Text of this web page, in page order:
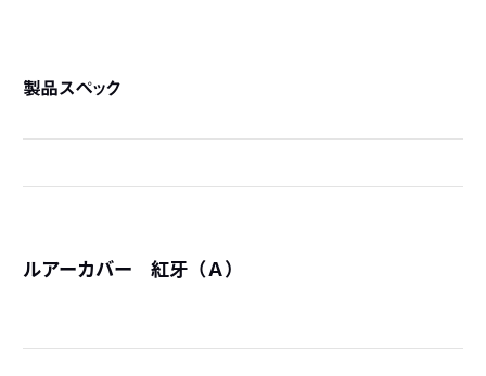
製品スペック
ルアーカバー 紅牙（Ａ）